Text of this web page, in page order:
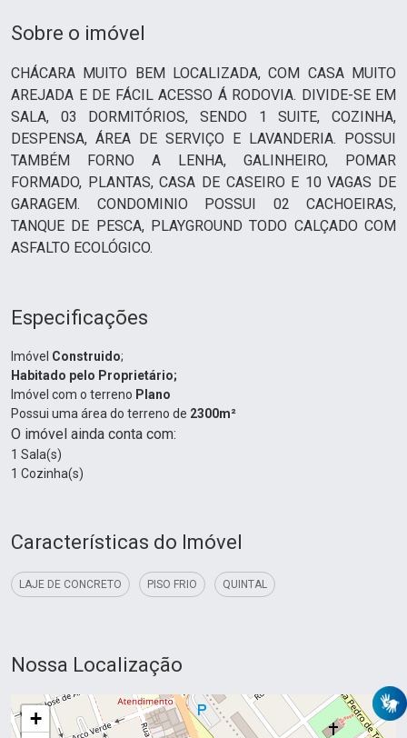
Sobre o imóvel
CHÁCARA MUITO BEM LOCALIZADA, COM CASA MUITO
AREJADA E DE FÁCIL ACESSO Á RODOVIA. DIVIDE-SE EM
SALA, 03 DORMITÓRIOS, SENDO 1 SUITE, COZINHA,
DESPENSA, ÁREA DE SERVIÇO E LAVANDERIA. POSSUI
TAMBÉM FORNO A LENHA, GALINHEIRO, POMAR
FORMADO, PLANTAS, CASA DE CASEIRO E 10 VAGAS DE
GARAGEM. CONDOMINIO POSSUI 02 CACHOEIRAS,
TANQUE DE PESCA, PLAYGROUND TODO CALÇADO COM
ASFALTO ECOLÓGICO.
Especificações
Imóvel Construido;
Habitado pelo Proprietário;
Imóvel com o terreno Plano
Possui uma área do terreno de 2300m²
O imóvel ainda conta com:
1 Sala(s)
1 Cozinha(s)
Características do Imóvel
LAJE DE CONCRETO PISO FRIO QUINTAL
Nossa Localização
+